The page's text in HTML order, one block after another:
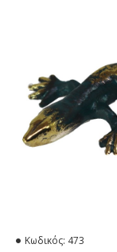
Κωδικός: 473